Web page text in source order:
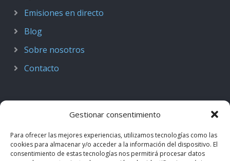
Gestionar consentimiento
Para ofrecer las mejores experiencias, utilizamos tecnologías como las
cookies para almacenar y/o acceder a la información del dispositivo. El
consentimiento de estas tecnologías nos permitirá procesar datos
Emisiones en directo
Blog
Sobre nosotros
Contacto